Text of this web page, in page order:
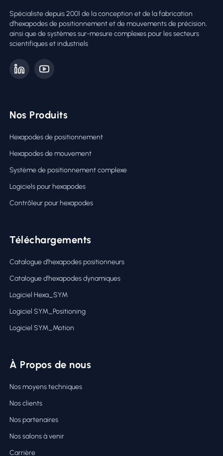
Spécialiste depuis 2001 de la conception et de la fabrication
d’hexapodes de positionnement et de mouvements de précision,
ainsi que de systèmes sur-mesure complexes pour les secteurs
scientifiques et industriels
Nos Produits
Hexapodes de positionnement
Hexapodes de mouvement
Système de positionnement complexe
Logiciels pour hexapodes
Contrôleur pour hexapodes
Téléchargements
Catalogue d’hexapodes positionneurs
Catalogue d’hexapodes dynamiques
Logiciel Hexa_SYM
Logiciel SYM_Positioning
Logiciel SYM_Motion
À Propos de nous
Nos moyens techniques
Nos clients
Nos partenaires
Nos salons à venir
Carrière